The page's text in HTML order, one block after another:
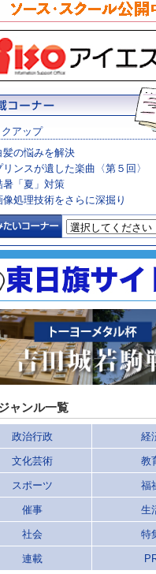
アップ
髪の悩みを解決
リンスが遺した楽曲〈第５回〉
暑「夏」対策
像処理技術をさらに深掘り
ャンル一覧
政治行政 経
文化芸術 教
スポーツ 福
催事 生
社会 特
連載